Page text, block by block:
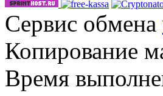
Сервис обмена
Копирование
Время